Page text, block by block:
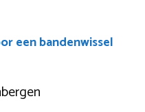
een bandenwissel